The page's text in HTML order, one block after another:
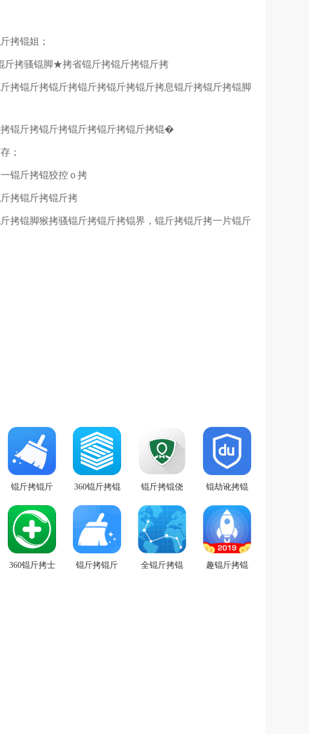
拷锟姐；
拷骚锟脚★拷省锟斤拷锟斤拷锟斤拷
拷锟斤拷锟斤拷锟斤拷锟斤拷锟斤拷息锟斤拷锟斤拷锟脚
锟斤拷锟斤拷锟斤拷锟斤拷锟斤拷锟�
；
锟斤拷锟狡控ｏ拷
拷锟斤拷锟斤拷
拷锟脚猴拷骚锟斤拷锟斤拷锟界，锟斤拷锟斤拷一片锟斤
锟斤拷锟斤
斤拷锟绞�
v1.12
360锟斤拷锟
锟斤拷锟侥
v8.7.0 锟斤
拷卓锟斤拷
锟劫讹拷锟
v3.3.8
360锟斤拷士
锟斤拷锟斤
全锟斤拷锟
趣锟斤拷锟